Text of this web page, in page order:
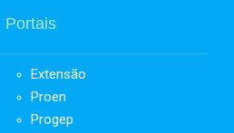
Portais
Extensão
Proen
Progep